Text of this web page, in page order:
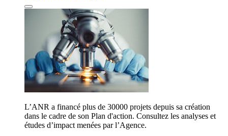
L’ANR a financé plus de 30000 projets depuis sa création
dans le cadre de son Plan d'action. Consultez les analyses et
études d’impact menées par l’Agence.